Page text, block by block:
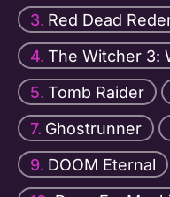
Red Dead
The Witcher 3:
Tomb Raider
Ghostrunner
DOOM Eternal